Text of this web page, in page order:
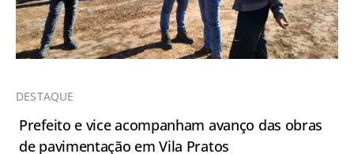
DESTAQUE
Prefeito e vice acompanham avanço das obras
de pavimentação em Vila Pratos